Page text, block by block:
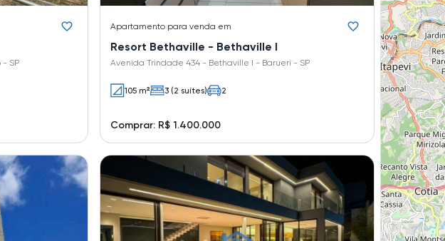
- SP
Apartamento para venda em
Resort Bethaville - Bethaville I
Avenida Trindade 434 - Bethaville I - Barueri - SP
105 m² 3 (2 suítes) 2
Comprar: R$ 1.400.000